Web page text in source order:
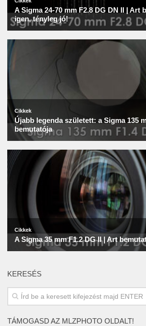
KERESÉS
TÁMOGASD AZ MLZPHOTO OLDALT!